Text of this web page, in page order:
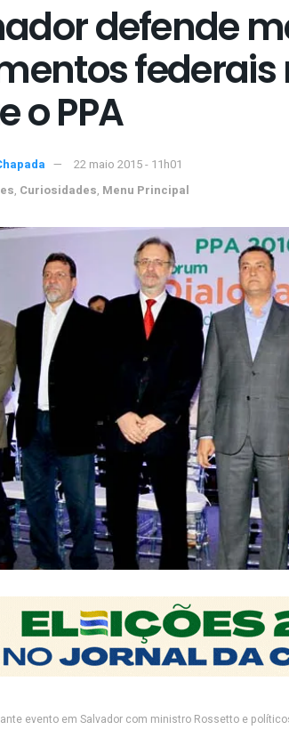
defende
federais
o PPA
22 maio 2015 - 11h01
, Curiosidades, Menu Principal
evento em Salvador com ministro Rossetto e